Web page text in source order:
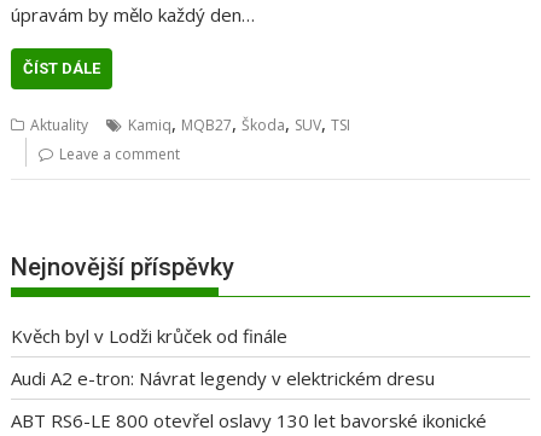
úpravám by mělo každý den…
ČÍST DÁLE
Aktuality Kamiq, MQB27,Škoda, SUV,TSI
Leave a comment
Nejnovější příspěvky
Kvěch byl v Lodži krůček od finále
Audi A2 e-tron: Návrat legendy v elektrickém dresu
ABT RS6-LE 800 otevřel oslavy 130 let bavorské ikonické